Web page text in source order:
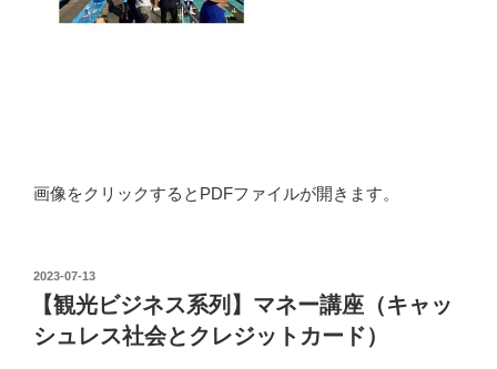
画像をクリックするとPDFファイルが開きます。
投
日:
2023-07-13
【観光ビジネス系列】マネー講座（キャッ
シュレス社会とクレジットカード）